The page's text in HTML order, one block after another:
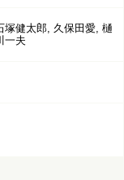
健太郎, 久保田愛, 樋
一夫